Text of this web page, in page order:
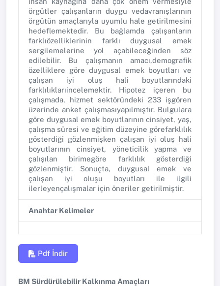
örgütler çalışanların duygu vedavranışlarının
örgütün amaçlarıyla uyumlu hale getirilmesini
hedeflemektedir. Bu bağlamda çalışanların
farklıözelliklerinin farklı duygusal emek
sergilemelerine yol açabileceğinden söz
edilebilir. Bu çalışmanın amacı,demografik
özelliklere göre duygusal emek boyutları ve
çalışan iyi oluş hali boyutlarındaki
farklılıklarıincelemektir. Hipotez içeren bu
çalışmada, hizmet sektöründeki 233 işgören
üzerinde anket çalışmasıyapılmıştır. Bulgulara
göre duygusal emek boyutlarının cinsiyet, yaş,
çalışma süresi ve eğitim düzeyine görefarklılık
gösterdiği gözlenmişken çalışan iyi oluş hali
boyutlarının cinsiyet, yöneticilik yapma ve
çalışılan birimegöre farklılık gösterdiği
gözlenmiştir. Sonuçta, duygusal emek ve
çalışan iyi oluşu boyutları ile ilgili
ilerleyençalışmalar için öneriler getirilmiştir.
Anahtar Kelimeler
Pdf İndir
BM Sürdürülebilir Kalkınma Amaçları